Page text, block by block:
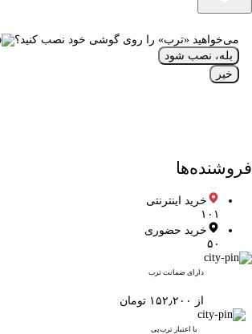
می‌خواهید «ترب» را روی گوشی خود نصب کنید؟
بله، نصب شود
خیر
فروشنده‌ها
خرید اینترنتی
۱۰۱
خرید حضوری
۵۰
دارای ضمانت ترب
از ۱۵۲٫۲۰۰ تومان
با اعتبار ترب‌پی